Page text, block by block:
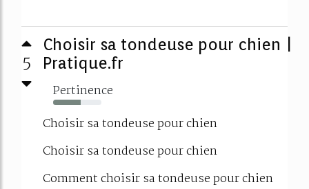
5
Choisir sa tondeuse pour chien |
Pratique.fr
Pertinence
57%
Choisir sa tondeuse pour chien
Choisir sa tondeuse pour chien
Comment choisir sa tondeuse pour chien